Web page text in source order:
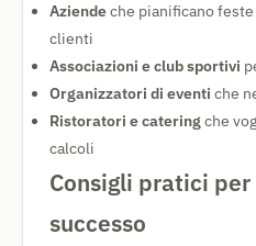
Aziendeche pianificano
clienti
Associazioni e club sportivi
Organizzatori di eventi che
Ristoratori e cateringche
calcoli
Consigli pratici
successo